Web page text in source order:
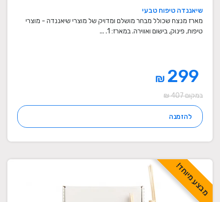
שיאננדה טיפוח טבעי
מארז מנצח שכולל מבחר מושלם ומדויק של מוצרי שיאננדה - מוצרי
טיפוח, פינוק, בישום ואווירה. במארז: 1. ...
₪
במקום 407 ₪
להזמנה
מבצע מיוחד!